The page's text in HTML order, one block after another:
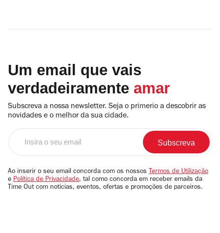
Um email que vais
verdadeiramente amar
Subscreva a nossa newsletter. Seja o primerio a descobrir as
novidades e o melhor da sua cidade.
email
Ao inserir o seu email concorda com os nossos Termos de Utilização
e Política de Privacidade, tal como concorda em receber emails da
Time Out com notícias, eventos, ofertas e promoções de parceiros.